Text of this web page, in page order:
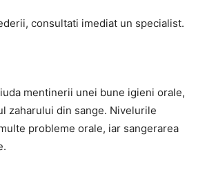
consultati imediat un specialist.
mentinerii unei bune igieni orale,
zaharului din sange. Nivelurile
probleme orale, iar sangerarea